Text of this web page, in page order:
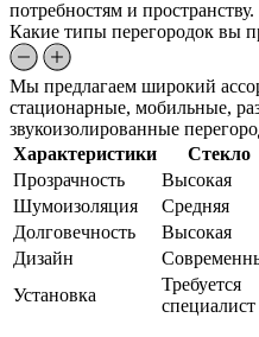
потребностям и пространству.
Какие типы перегородок вы
Мы предлагаем широкий
стационарные, мобильные,
звукоизолированные
Характеристики
Стекло
Прозрачность
Высокая
Шумоизоляция
Средняя
Долговечность
Высокая
Дизайн
Установка
Требуется
специалист